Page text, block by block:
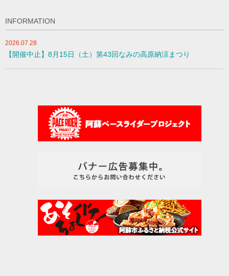
INFORMATION
2026.07.28
【開催中止】8月15日（土）第43回なみの高原納涼まつり